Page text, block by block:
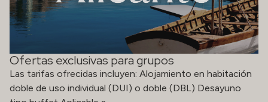
Ofertas exclusivas para grupos
Las tarifas ofrecidas incluyen: Alojamiento en habitación
doble de uso individual (DUI) o doble (DBL) Desayuno